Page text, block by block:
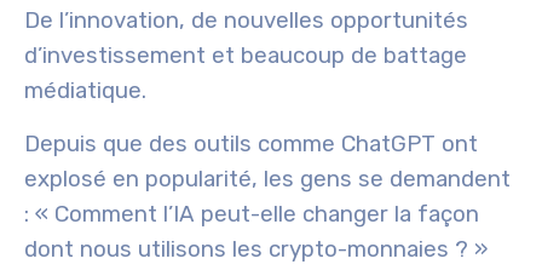
De l’innovation, de nouvelles opportunités
d’investissement et beaucoup de battage
médiatique.
Depuis que des outils comme ChatGPT ont
explosé en popularité, les gens se demandent
: « Comment l’IA peut-elle changer la façon
dont nous utilisons les crypto-monnaies ? »